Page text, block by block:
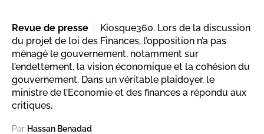
Revue de presse
Kiosque360. Lors de la discussion
du projet de loi des Finances, l’opposition n’a pas
ménagé le gouvernement, notamment sur
l’endettement, la vision économique et la cohésion du
gouvernement. Dans un véritable plaidoyer, le
ministre de l’Economie et des finances a répondu aux
critiques.
Par Hassan Benadad